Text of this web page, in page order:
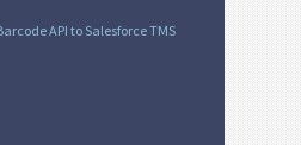
API to Salesforce TMS